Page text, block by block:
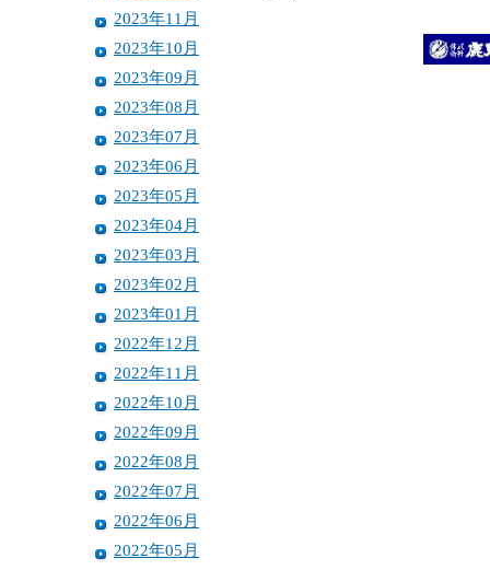
2023年11月
2023年10月
2023年09月
2023年08月
2023年07月
2023年06月
2023年05月
2023年04月
2023年03月
2023年02月
2023年01月
2022年12月
2022年11月
2022年10月
2022年09月
2022年08月
2022年07月
2022年06月
2022年05月